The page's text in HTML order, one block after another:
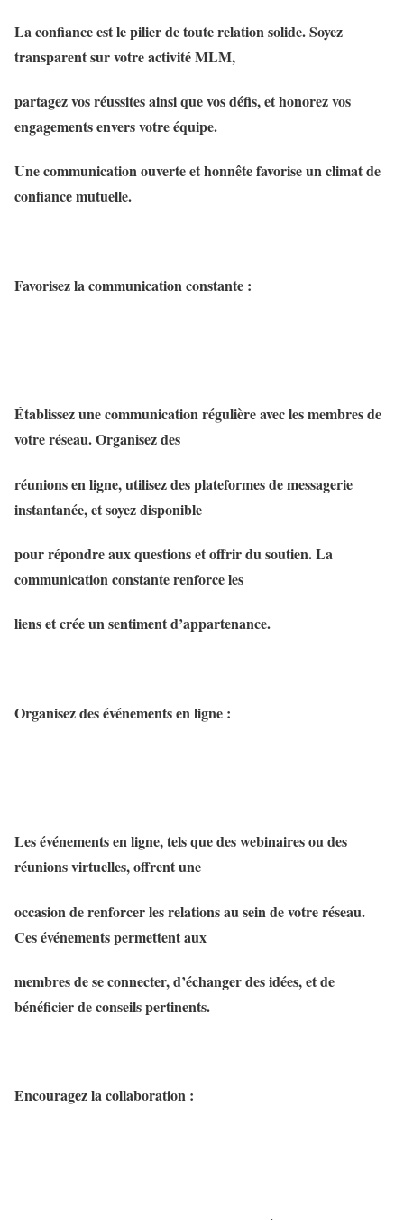
La confiance est le pilier de toute relation solide. Soyez
transparent sur votre activité MLM,
partagez vos réussites ainsi que vos défis, et honorez vos
engagements envers votre équipe.
Une communication ouverte et honnête favorise un climat de
confiance mutuelle.
Favorisez la communication constante :
Établissez une communication régulière avec les membres de
votre réseau. Organisez des
réunions en ligne, utilisez des plateformes de messagerie
instantanée, et soyez disponible
pour répondre aux questions et offrir du soutien. La
communication constante renforce les
liens et crée un sentiment d’appartenance.
Organisez des événements en ligne :
Les événements en ligne, tels que des webinaires ou des
réunions virtuelles, offrent une
occasion de renforcer les relations au sein de votre réseau.
Ces événements permettent aux
membres de se connecter, d’échanger des idées, et de
bénéficier de conseils pertinents.
Encouragez la collaboration :